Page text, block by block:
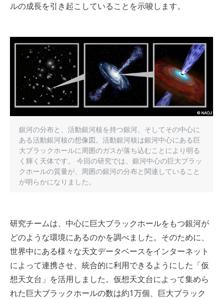
ルの成長を引き起こしていることを示唆します。
銀河の分布と、活動銀河核を持つ銀河、そしてその中心に
ある活動銀河核の想像図。活動銀河核は銀河中心にある巨
大ブラックホールに周囲のガスが落ち込むことにより明る
く輝く天体です。 今回の研究では、銀河中心の巨大ブラッ
クホールの質量が、周囲の銀河の分布と関連していること
が明らかになりました。
研究チームは、中心に巨大ブラックホールをもつ銀河が
どのような環境にあるのかを調べました。そのために、
世界中にある様々な天文データベースをインターネット
によって連携させ、統合的に利用できるようにした「仮
想天文台」を活用しました。仮想天文台によって集めら
れた巨大ブラックホールの数は約1万個、巨大ブラック